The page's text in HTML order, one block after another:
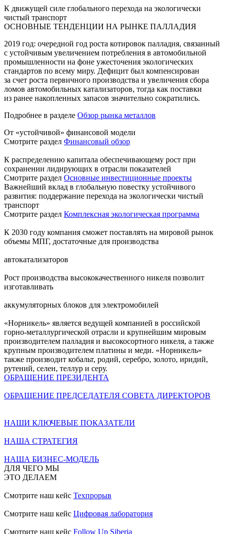
К движущей силе глобального перехода на экологически
чистый транспорт
ОСНОВНЫЕ ТЕНДЕНЦИИ НА РЫНКЕ ПАЛЛАДИЯ
2019 год: очередной год роста котировок палладия, связанный
с устойчивым увеличением потребления в автомобильной
промышленности на фоне ужесточения экологических
стандартов по всему миру. Дефицит был компенсирован
за счет роста первичного производства и увеличения сбора
ломов автомобильных катализаторов, тогда как поставки
из ранее накопленных запасов значительно сократились.
Подробнее в разделе Обзор рынка металлов
От «устойчивой» финансовой модели
Смотрите раздел Финансовый обзор
К распределению капитала обеспечивающему рост при
сохранении лидирующих в отрасли показателей
Смотрите раздел Основные инвестиционные проекты
Важнейший вклад в глобальную повестку устойчивого
развития: поддержание перехода на экологически чистый
транспорт
Смотрите раздел Комплексная экологическая программа
К 2030 году компания сможет поставлять на мировой рынок
объемы МПГ, достаточные для производства
автокатализаторов
Рост производства высококачественного никеля позволит
изготавливать
аккумуляторных блоков для электромобилей
«Норникель» является ведущей компанией в российской
горно-металлургической отрасли и крупнейшим мировым
производителем палладия и высокосортного никеля, а также
крупным производителем платины и меди. «Норникель»
также производит кобальт, родий, серебро, золото, иридий,
рутений, селен, теллур и серу.
ОБРАЩЕНИЕ ПРЕЗИДЕНТА
ОБРАЩЕНИЕ ПРЕДСЕДАТЕЛЯ СОВЕТА ДИРЕКТОРОВ
НАШИ КЛЮЧЕВЫЕ ПОКАЗАТЕЛИ
НАША СТРАТЕГИЯ
НАША БИЗНЕС-МОДЕЛЬ
ДЛЯ ЧЕГО МЫ
ЭТО ДЕЛАЕМ
Смотрите наш кейс Техпрорыв
Смотрите наш кейс Цифровая лаборатория
Смотрите наш кейс Follow Up Siberia